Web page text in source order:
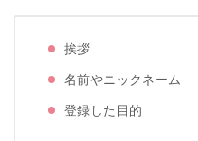
挨拶
名前やニックネーム
登録した目的